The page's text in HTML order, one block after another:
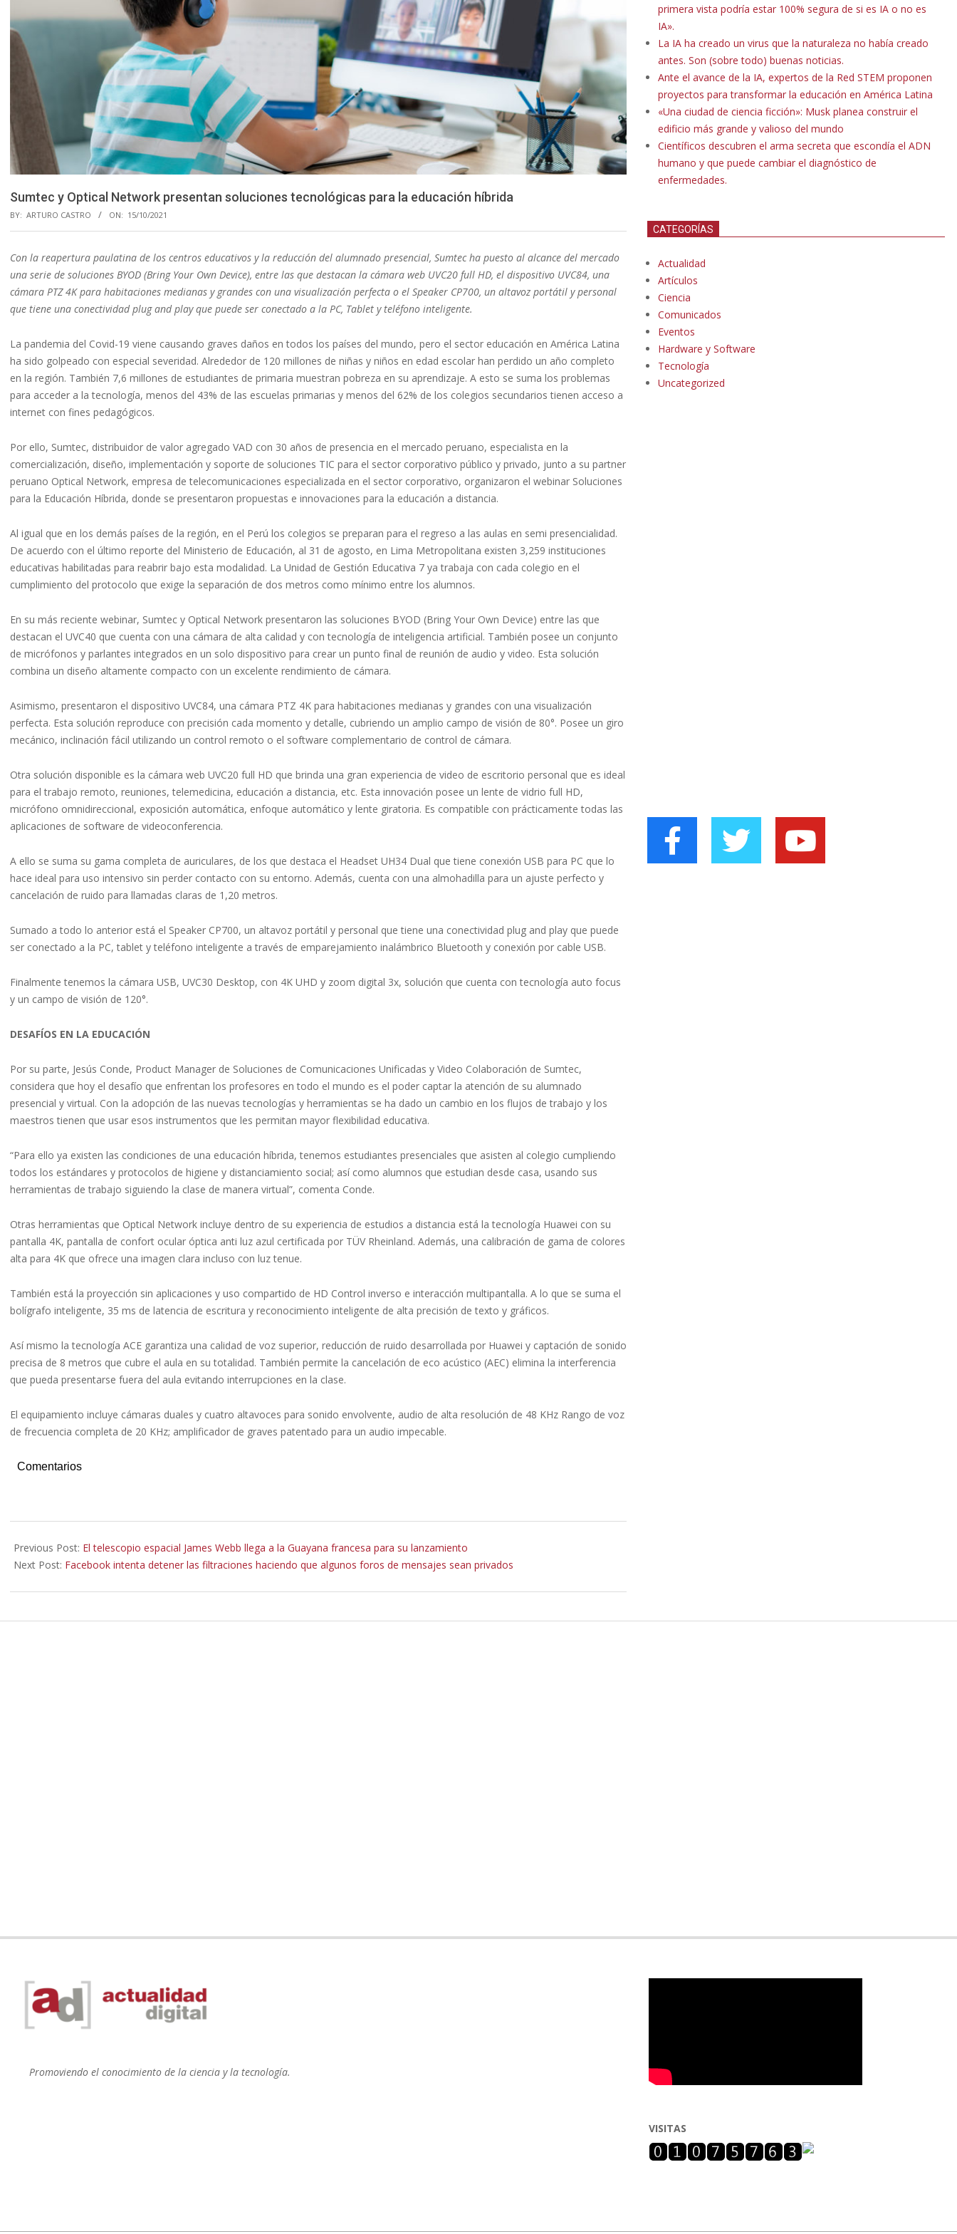
Sumtec y Optical Network presentan soluciones tecnológicas para la educación híbrida
BY: ARTURO CASTRO ON: 15/10/2021
Con la reapertura paulatina de los centros educativos y la reducción del alumnado presencial, Sumtec ha puesto al alcance del mercado
una serie de soluciones BYOD (Bring Your Own Device), entre las que destacan la cámara web UVC20 full HD, el dispositivo UVC84, una
cámara PTZ 4K para habitaciones medianas y grandes con una visualización perfecta o el Speaker CP700, un altavoz portátil y personal
que tiene una conectividad plug and play que puede ser conectado a la PC, Tablet y teléfono inteligente.
La pandemia del Covid-19 viene causando graves daños en todos los países del mundo, pero el sector educación en América Latina
ha sido golpeado con especial severidad. Alrededor de 120 millones de niñas y niños en edad escolar han perdido un año completo
en la región. También 7,6 millones de estudiantes de primaria muestran pobreza en su aprendizaje. A esto se suma los problemas
para acceder a la tecnología, menos del 43% de las escuelas primarias y menos del 62% de los colegios secundarios tienen acceso a
internet con fines pedagógicos.
Por ello, Sumtec, distribuidor de valor agregado VAD con 30 años de presencia en el mercado peruano, especialista en la
comercialización, diseño, implementación y soporte de soluciones TIC para el sector corporativo público y privado, junto a su partner
peruano Optical Network, empresa de telecomunicaciones especializada en el sector corporativo, organizaron el webinar Soluciones
para la Educación Híbrida, donde se presentaron propuestas e innovaciones para la educación a distancia.
Al igual que en los demás países de la región, en el Perú los colegios se preparan para el regreso a las aulas en semi presencialidad.
De acuerdo con el último reporte del Ministerio de Educación, al 31 de agosto, en Lima Metropolitana existen 3,259 instituciones
educativas habilitadas para reabrir bajo esta modalidad. La Unidad de Gestión Educativa 7 ya trabaja con cada colegio en el
cumplimiento del protocolo que exige la separación de dos metros como mínimo entre los alumnos.
En su más reciente webinar, Sumtec y Optical Network presentaron las soluciones BYOD (Bring Your Own Device) entre las que
destacan el UVC40 que cuenta con una cámara de alta calidad y con tecnología de inteligencia artificial. También posee un conjunto
de micrófonos y parlantes integrados en un solo dispositivo para crear un punto final de reunión de audio y video. Esta solución
combina un diseño altamente compacto con un excelente rendimiento de cámara.
Asimismo, presentaron el dispositivo UVC84, una cámara PTZ 4K para habitaciones medianas y grandes con una visualización
perfecta. Esta solución reproduce con precisión cada momento y detalle, cubriendo un amplio campo de visión de 80°. Posee un giro
mecánico, inclinación fácil utilizando un control remoto o el software complementario de control de cámara.
Otra solución disponible es la cámara web UVC20 full HD que brinda una gran experiencia de video de escritorio personal que es ideal
para el trabajo remoto, reuniones, telemedicina, educación a distancia, etc. Esta innovación posee un lente de vidrio full HD,
micrófono omnidireccional, exposición automática, enfoque automático y lente giratoria. Es compatible con prácticamente todas las
aplicaciones de software de videoconferencia.
A ello se suma su gama completa de auriculares, de los que destaca el Headset UH34 Dual que tiene conexión USB para PC que lo
hace ideal para uso intensivo sin perder contacto con su entorno. Además, cuenta con una almohadilla para un ajuste perfecto y
cancelación de ruido para llamadas claras de 1,20 metros.
Sumado a todo lo anterior está el Speaker CP700, un altavoz portátil y personal que tiene una conectividad plug and play que puede
ser conectado a la PC, tablet y teléfono inteligente a través de emparejamiento inalámbrico Bluetooth y conexión por cable USB.
Finalmente tenemos la cámara USB, UVC30 Desktop, con 4K UHD y zoom digital 3x, solución que cuenta con tecnología auto focus
y un campo de visión de 120°.
DESAFÍOS EN LA EDUCACIÓN
Por su parte, Jesús Conde, Product Manager de Soluciones de Comunicaciones Unificadas y Video Colaboración de Sumtec,
considera que hoy el desafío que enfrentan los profesores en todo el mundo es el poder captar la atención de su alumnado
presencial y virtual. Con la adopción de las nuevas tecnologías y herramientas se ha dado un cambio en los flujos de trabajo y los
maestros tienen que usar esos instrumentos que les permitan mayor flexibilidad educativa.
“Para ello ya existen las condiciones de una educación híbrida, tenemos estudiantes presenciales que asisten al colegio cumpliendo
todos los estándares y protocolos de higiene y distanciamiento social; así como alumnos que estudian desde casa, usando sus
herramientas de trabajo siguiendo la clase de manera virtual”, comenta Conde.
Otras herramientas que Optical Network incluye dentro de su experiencia de estudios a distancia está la tecnología Huawei con su
pantalla 4K, pantalla de confort ocular óptica anti luz azul certificada por TÜV Rheinland. Además, una calibración de gama de colores
alta para 4K que ofrece una imagen clara incluso con luz tenue.
También está la proyección sin aplicaciones y uso compartido de HD Control inverso e interacción multipantalla. A lo que se suma el
bolígrafo inteligente, 35 ms de latencia de escritura y reconocimiento inteligente de alta precisión de texto y gráficos.
Así mismo la tecnología ACE garantiza una calidad de voz superior, reducción de ruido desarrollada por Huawei y captación de sonido
precisa de 8 metros que cubre el aula en su totalidad. También permite la cancelación de eco acústico (AEC) elimina la interferencia
que pueda presentarse fuera del aula evitando interrupciones en la clase.
El equipamiento incluye cámaras duales y cuatro altavoces para sonido envolvente, audio de alta resolución de 48 KHz Rango de voz
de frecuencia completa de 20 KHz; amplificador de graves patentado para un audio impecable.
Comentarios
10-
15
Previous Post: El telescopio espacial James Webb llega a la Guayana francesa para su lanzamiento
Next Post: Facebook intenta detener las filtraciones haciendo que algunos foros de mensajes sean privados
primera vista podría estar 100% segura de si es IA o no es
IA».
La IA ha creado un virus que la naturaleza no había creado
antes. Son (sobre todo) buenas noticias.
Ante el avance de la IA, expertos de la Red STEM proponen
proyectos para transformar la educación en América Latina
«Una ciudad de ciencia ficción»: Musk planea construir el
edificio más grande y valioso del mundo
Científicos descubren el arma secreta que escondía el ADN
humano y que puede cambiar el diagnóstico de
enfermedades.
CATEGORÍAS
Actualidad
Artículos
Ciencia
Comunicados
Eventos
Hardware y Software
Tecnología
Uncategorized
Promoviendo el conocimiento de la ciencia y la tecnología.
VISITAS